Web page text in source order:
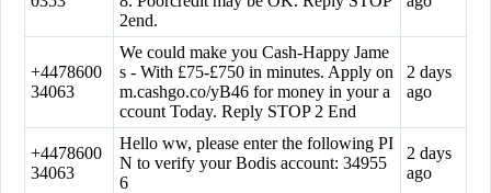
2end.
+4478600
34063
We could make you Cash-Happy Jame
s - With £75-£750 in minutes. Apply on
m.cashgo.co/yB46 for money in your a
ccount Today. Reply STOP 2 End
2 days
ago
+4478600
34063
Hello ww, please enter the following PI
N to verify your Bodis account: 34955
6
2 days
ago